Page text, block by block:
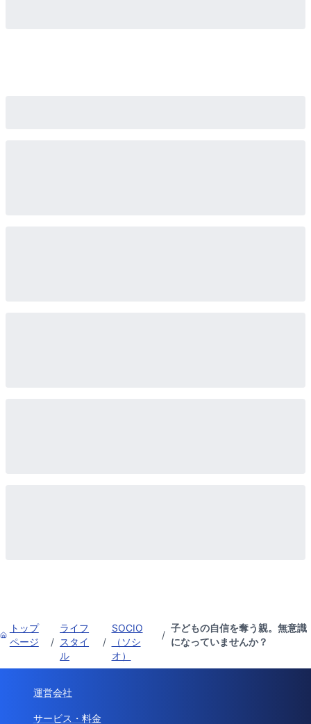
トップ
ページ
/
ライフ
スタイ
ル
/
SOCIO
（ソシ
オ）
/
子どもの自信を奪う親。無意識
になっていませんか？
運営会社
サービス・料金